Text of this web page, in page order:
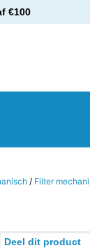
€100
/ Filter
Deel dit product